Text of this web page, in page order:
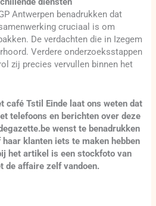
Antwerpen benadrukken dat
cruciaal is om
De verdachten die in Izegem
Verdere onderzoeksstappen
zij precies vervullen binnen het
café Tstil Einde laat ons weten dat
telefoons en berichten over deze
wenst te benadrukken
klanten iets te maken hebben
het artikel is een stockfoto van
de affaire zelf vandoen.